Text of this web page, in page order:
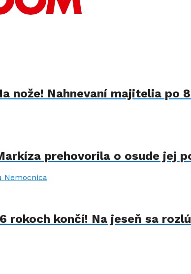
nože! Nahnevaní majitelia po
prehovorila o osude jej
rokoch končí! Na jeseň sa